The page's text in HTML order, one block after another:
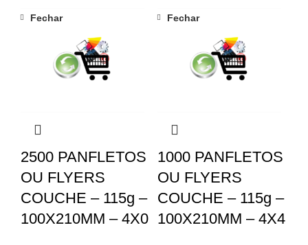
Fechar
2500 PANFLETOS
OU FLYERS
COUCHE – 115g –
100X210MM – 4X0
Fechar
1000 PANFLETOS
OU FLYERS
COUCHE – 115g –
100X210MM – 4X4